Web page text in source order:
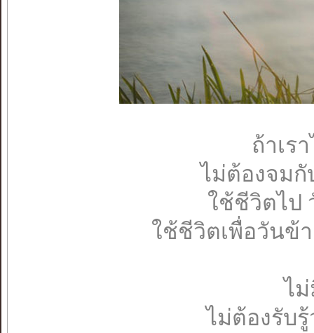
ถ้าเร
ไม่ต้องจม
ใช้ชีวิตไป
ใช้ชีวิตเพื่อวันข้
ไ
ไม่ต้องรับ